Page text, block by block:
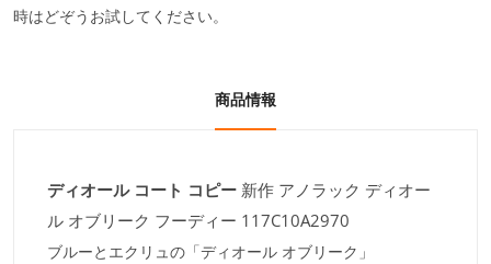
時はどぞうお試してください。
商品情報
ディオール コート コピー 新作 アノラック ディオー
ル オブリーク フーディー 117C10A2970
ブルーとエクリュの「ディオール オブリーク」